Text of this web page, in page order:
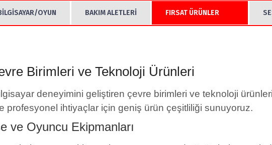
OYUN BAKIM ALETLERİ FIRSAT ÜRÜNLER
Birimleri ve Teknoloji Ürünleri
deneyimini geliştiren çevre birimleri ve teknoloji
profesyonel ihtiyaçlar için geniş ürün çeşitliliği sunuyoruz.
ve Oyuncu Ekipmanları